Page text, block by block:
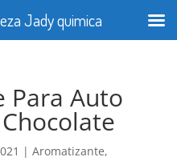
Para Auto
| Aromatizante,
Jady quimica